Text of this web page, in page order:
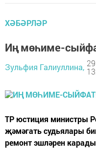
ХӘБӘРЛӘР
Иң мөһиме-
Зульфия Галиуллина,
ТР юстиция министры
җәмәгать судьялары
ремонт эшләрен